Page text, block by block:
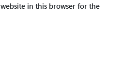
in this browser for the